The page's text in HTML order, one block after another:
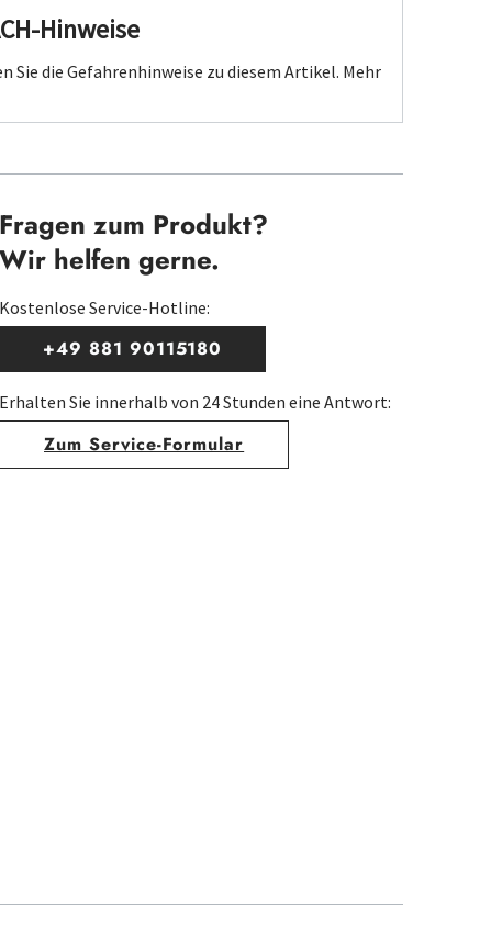
Hinweise
Sie die Gefahrenhinweise zu diesem Artikel. Mehr
Fragen zum Produkt?
Wir helfen gerne.
Kostenlose Service-Hotline:
+49 881 90115180
Erhalten Sie innerhalb von 24 Stunden eine Antwort:
Zum Service-Formular